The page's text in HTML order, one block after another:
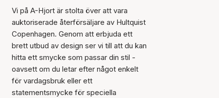
Vi på A-Hjort är stolta över att vara
auktoriserade återförsäljare av Hultquist
Copenhagen. Genom att erbjuda ett
brett utbud av design ser vi till att du kan
hitta ett smycke som passar din stil -
oavsett om du letar efter något enkelt
för vardagsbruk eller ett
statementsmycke för speciella